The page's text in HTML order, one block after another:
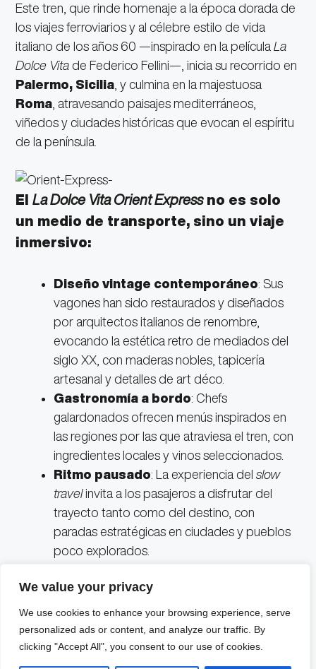
We value your privacy
We use cookies to enhance your browsing experience, serve
personalized ads or content, and analyze our traffic. By
clicking "Accept All", you consent to our use of cookies.
Este tren, que rinde homenaje a la época dorada de
los viajes ferroviarios y al célebre estilo de vida
italiano de los años 60 —inspirado en la películaLa
Dolce Vita de Federico Fellini—, inicia su recorrido en
Palermo, Sicilia , y culmina en la majestuosa
Roma , atravesando paisajes mediterráneos,
viñedos y ciudades históricas que evocan el espíritu
de la península.
ElLa Dolce Vita Orient Expressno es solo
un medio de transporte, sino un viaje
inmersivo:
Diseño vintage contemporáneo: Sus
vagones han sido restaurados y diseñados
por arquitectos italianos de renombre,
evocando la estética retro de mediados del
siglo XX, con maderas nobles, tapicería
artesanal y detalles de art déco.
Gastronomía a bordo: Chefs
galardonados ofrecen menús inspirados en
las regiones por las que atraviesa el tren, con
ingredientes locales y vinos seleccionados.
Ritmo pausado: La experiencia delslow
travelinvita a los pasajeros a disfrutar del
trayecto tanto como del destino, con
paradas estratégicas en ciudades y pueblos
poco explorados.